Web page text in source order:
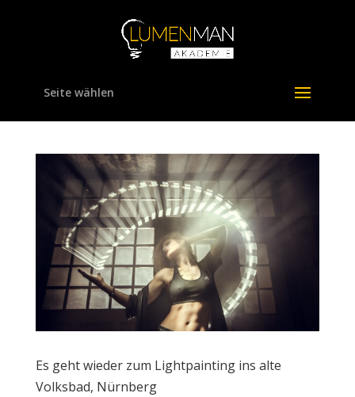
Seite wählen
Es geht wieder zum Lightpainting ins alte
Volksbad, Nürnberg